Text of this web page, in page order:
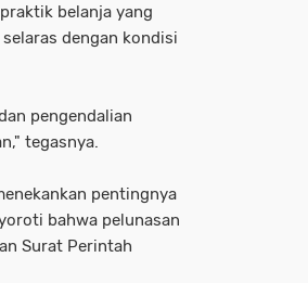
belanja yang
dengan kondisi
pengendalian
tegasnya.
pentingnya
bahwa pelunasan
Surat Perintah